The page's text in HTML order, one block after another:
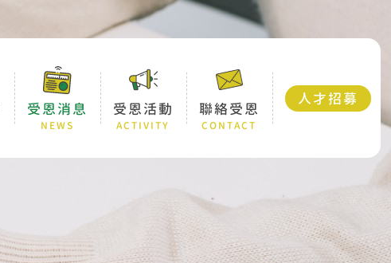
受恩消息
NEWS
受恩活動
ACTIVITY
聯絡受恩
CONTACT
人才招募